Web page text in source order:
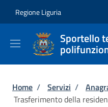
Regione Liguria
Sportello
Briciole di
Home / Servizi /
Trasferimento della